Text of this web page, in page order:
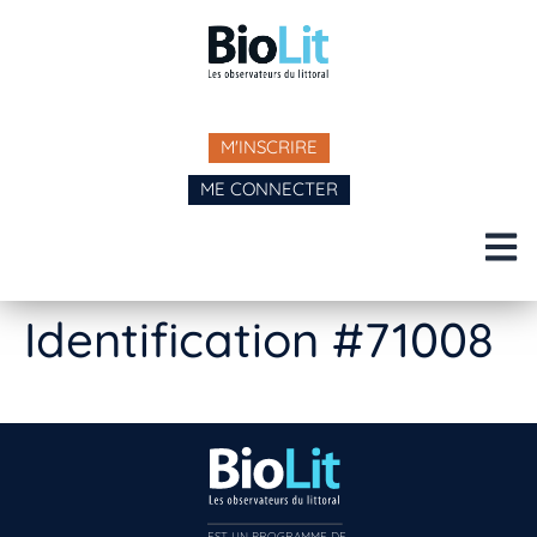
M'INSCRIRE
ME CONNECTER
Identification #71008